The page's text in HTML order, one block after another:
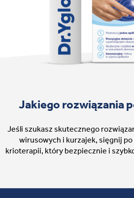
Jakiego rozwiązania
Jeśli szukasz skutecznego
wirusowych i kurzajek, sięgnij po
krioterapii, który bezpiecznie i